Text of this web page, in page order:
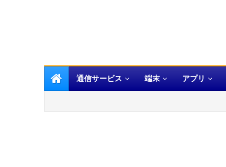
通信サービス 端末 アプリ